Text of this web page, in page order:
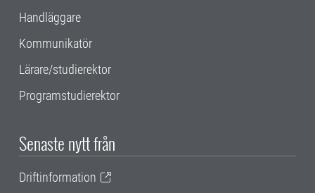
Handläggare
Kommunikatör
Lärare/studierektor
Programstudierektor
Senaste nytt från
Driftinformation